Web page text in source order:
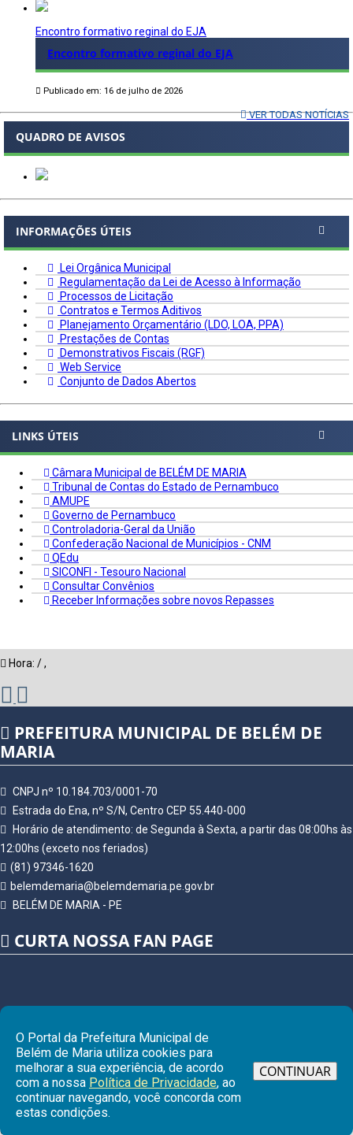
Encontro formativo reginal do EJA
Encontro formativo reginal do EJA
Publicado em: 16 de julho de 2026
VER TODAS NOTÍCIAS
QUADRO DE AVISOS
INFORMAÇÕES ÚTEIS
Lei Orgânica Municipal
Regulamentação da Lei de Acesso à Informação
Processos de Licitação
Contratos e Termos Aditivos
Planejamento Orçamentário (LDO, LOA, PPA)
Prestações de Contas
Demonstrativos Fiscais (RGF)
Web Service
Conjunto de Dados Abertos
LINKS ÚTEIS
Câmara Municipal de BELÉM DE MARIA
Tribunal de Contas do Estado de Pernambuco
AMUPE
Governo de Pernambuco
Controladoria-Geral da União
Confederação Nacional de Municípios - CNM
QEdu
SICONFI - Tesouro Nacional
Consultar Convênios
Receber Informações sobre novos Repasses
Hora: /,
PREFEITURA MUNICIPAL DE BELÉM DE
MARIA
CNPJ nº 10.184.703/0001-70
Estrada do Ena, nº S/N, Centro CEP 55.440-000
Horário de atendimento: de Segunda à Sexta, a partir das 08:00hs às
12:00hs (exceto nos feriados)
(81) 97346-1620
belemdemaria@belemdemaria.pe.gov.br
BELÉM DE MARIA - PE
CURTA NOSSA FAN PAGE
© Copyright 2026 Prefeitura Municipal de BELÉM DE MARIA | Todos os
direitos reservados
O Portal da Prefeitura Municipal de
Belém de Maria utiliza cookies para
melhorar a sua experiência, de acordo
com a nossa Política de Privacidade, ao
continuar navegando, você concorda com
estas condições.
CONTINUAR